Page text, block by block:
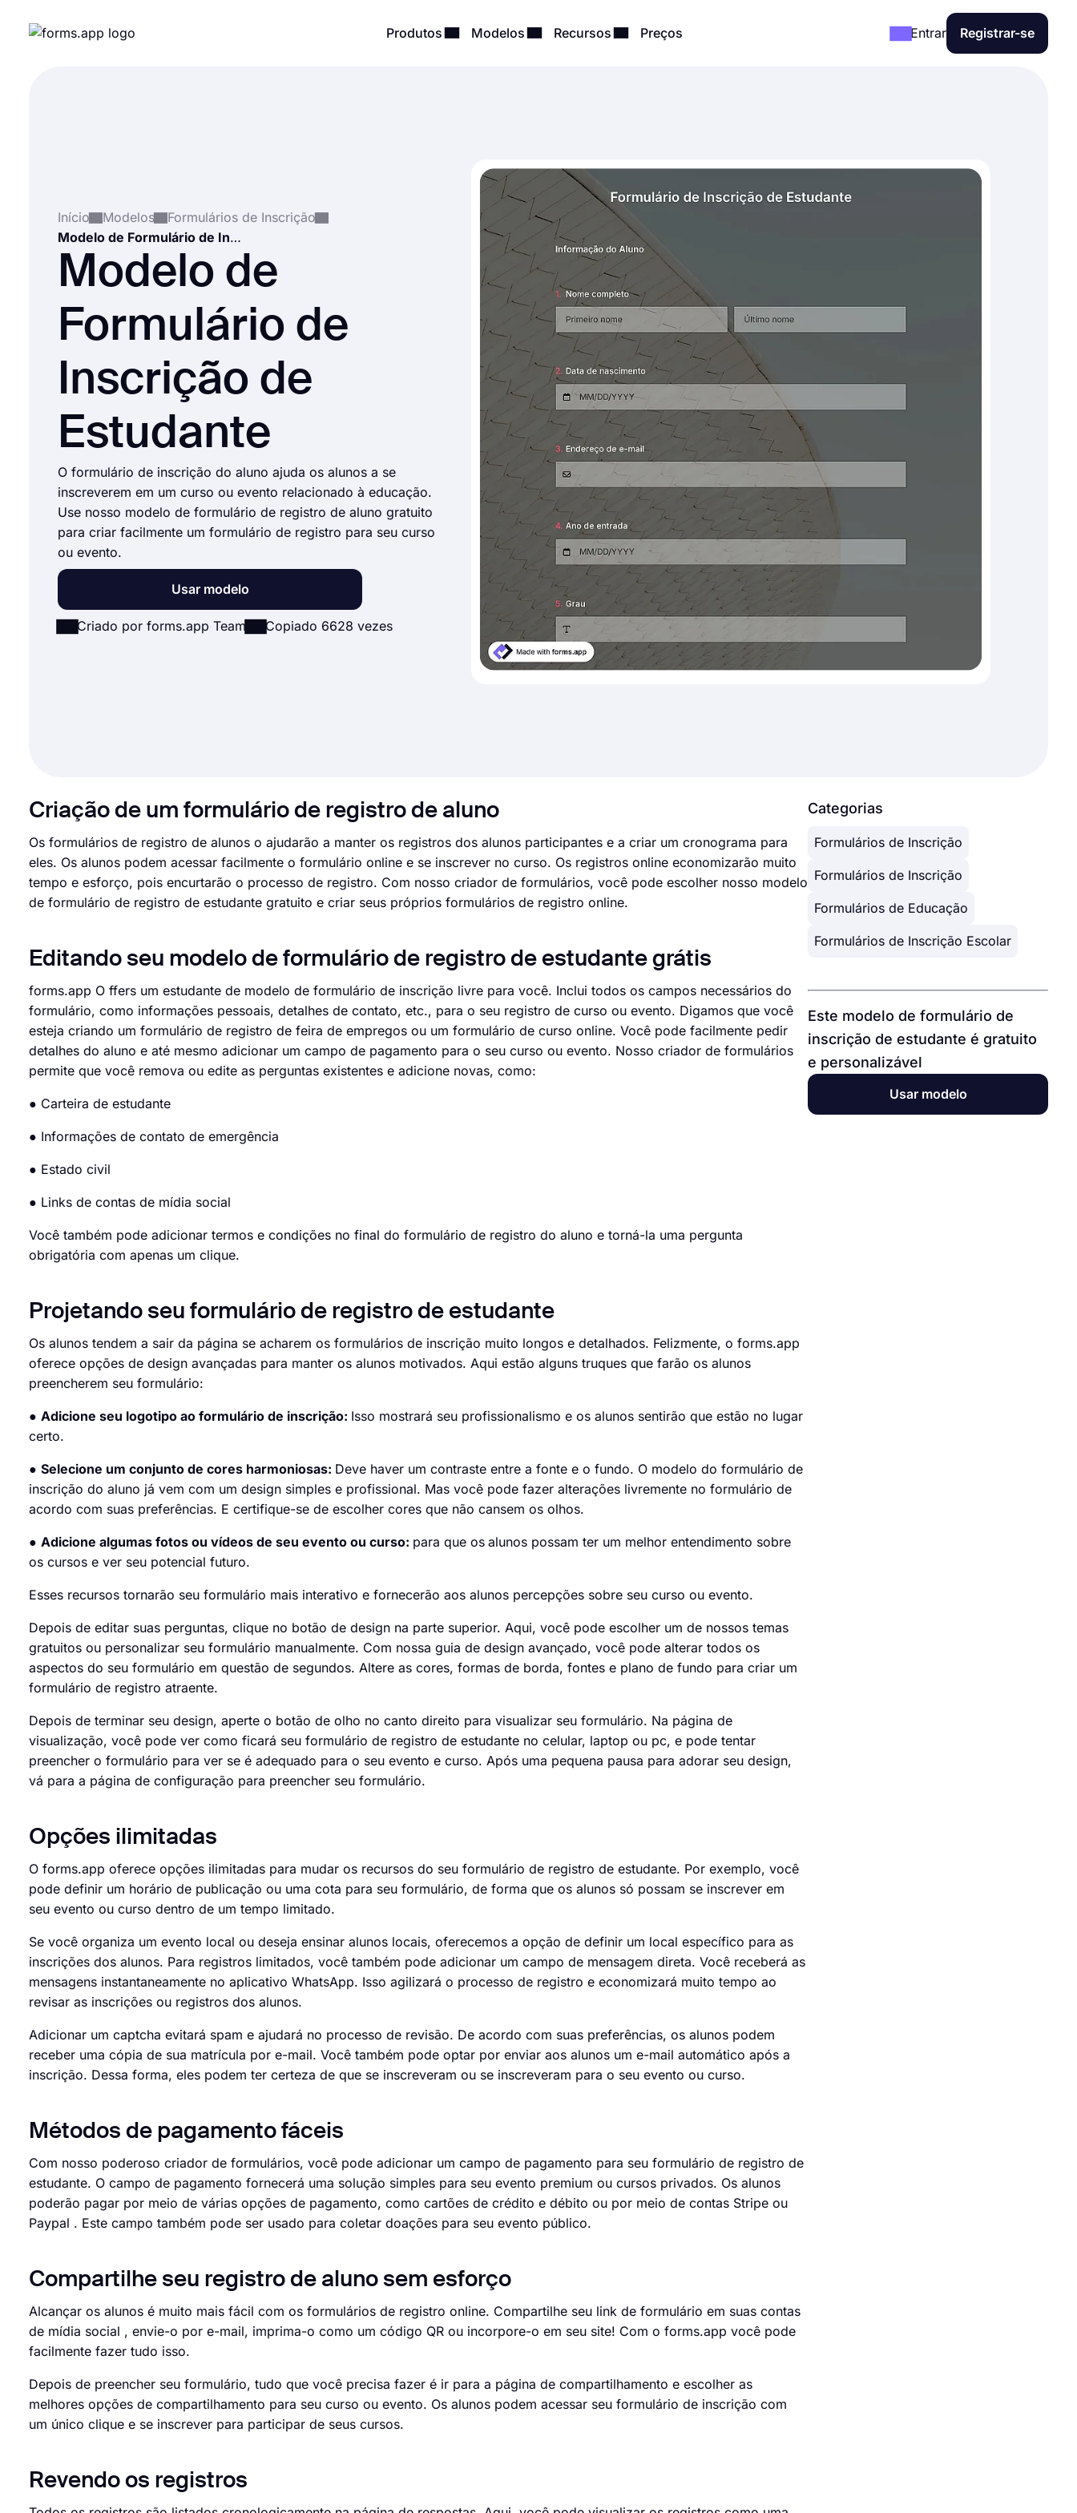
Produtos Modelos Recursos Preços Entrar Registrar-se
Início Modelos
Formulários de Inscrição
Modelo de Formulário de Inscrição de Estudante
Modelo de
Formulário de
Inscrição de
Estudante
O formulário de inscrição do aluno ajuda os alunos a se
inscreverem em um curso ou evento relacionado à educação.
Use nosso modelo de formulário de registro de aluno gratuito
para criar facilmente um formulário de registro para seu curso
ou evento.
Usar modelo
Criado por forms.app Team Copiado 6628 vezes
Criação de um formulário de registro de aluno
Os formulários de registro de alunos o ajudarão a manter os registros dos alunos participantes e a criar um cronograma para
eles. Os alunos podem acessar facilmente o formulário online e se inscrever no curso. Os registros online economizarão muito
tempo e esforço, pois encurtarão o processo de registro. Com nosso criador de formulários, você pode escolher nosso modelo
de formulário de registro de estudante gratuito e criar seus próprios formulários de registro online.
Editando seu modelo de formulário de registro de estudante grátis
forms.app O ffers um estudante de modelo de formulário de inscrição livre para você. Inclui todos os campos necessários do
formulário, como informações pessoais, detalhes de contato, etc., para o seu registro de curso ou evento. Digamos que você
esteja criando um formulário de registro de feira de empregos ou um formulário de curso online. Você pode facilmente pedir
detalhes do aluno e até mesmo adicionar um campo de pagamento para o seu curso ou evento. Nosso criador de formulários
permite que você remova ou edite as perguntas existentes e adicione novas, como:
● Carteira de estudante
● Informações de contato de emergência
● Estado civil
● Links de contas de mídia social
Você também pode adicionar termos e condições no final do formulário de registro do aluno e torná-la uma pergunta
obrigatória com apenas um clique.
Projetando seu formulário de registro de estudante
Os alunos tendem a sair da página se acharem os formulários de inscrição muito longos e detalhados. Felizmente, o forms.app
oferece opções de design avançadas para manter os alunos motivados. Aqui estão alguns truques que farão os alunos
preencherem seu formulário:
● Adicione seu logotipo ao formulário de inscrição: Isso mostrará seu profissionalismo e os alunos sentirão que estão no lugar
certo.
● Selecione um conjunto de cores harmoniosas: Deve haver um contraste entre a fonte e o fundo. O modelo do formulário de
inscrição do aluno já vem com um design simples e profissional. Mas você pode fazer alterações livremente no formulário de
acordo com suas preferências. E certifique-se de escolher cores que não cansem os olhos.
● Adicione algumas fotos ou vídeos de seu evento ou curso: para que os alunos possam ter um melhor entendimento sobre
os cursos e ver seu potencial futuro.
Esses recursos tornarão seu formulário mais interativo e fornecerão aos alunos percepções sobre seu curso ou evento.
Depois de editar suas perguntas, clique no botão de design na parte superior. Aqui, você pode escolher um de nossos temas
gratuitos ou personalizar seu formulário manualmente. Com nossa guia de design avançado, você pode alterar todos os
aspectos do seu formulário em questão de segundos. Altere as cores, formas de borda, fontes e plano de fundo para criar um
formulário de registro atraente.
Depois de terminar seu design, aperte o botão de olho no canto direito para visualizar seu formulário. Na página de
visualização, você pode ver como ficará seu formulário de registro de estudante no celular, laptop ou pc, e pode tentar
preencher o formulário para ver se é adequado para o seu evento e curso. Após uma pequena pausa para adorar seu design,
vá para a página de configuração para preencher seu formulário.
Opções ilimitadas
O forms.app oferece opções ilimitadas para mudar os recursos do seu formulário de registro de estudante. Por exemplo, você
pode definir um horário de publicação ou uma cota para seu formulário, de forma que os alunos só possam se inscrever em
seu evento ou curso dentro de um tempo limitado.
Se você organiza um evento local ou deseja ensinar alunos locais, oferecemos a opção de definir um local específico para as
inscrições dos alunos. Para registros limitados, você também pode adicionar um campo de mensagem direta. Você receberá as
mensagens instantaneamente no aplicativo WhatsApp. Isso agilizará o processo de registro e economizará muito tempo ao
revisar as inscrições ou registros dos alunos.
Adicionar um captcha evitará spam e ajudará no processo de revisão. De acordo com suas preferências, os alunos podem
receber uma cópia de sua matrícula por e-mail. Você também pode optar por enviar aos alunos um e-mail automático após a
inscrição. Dessa forma, eles podem ter certeza de que se inscreveram ou se inscreveram para o seu evento ou curso.
Métodos de pagamento fáceis
Com nosso poderoso criador de formulários, você pode adicionar um campo de pagamento para seu formulário de registro de
estudante. O campo de pagamento fornecerá uma solução simples para seu evento premium ou cursos privados. Os alunos
poderão pagar por meio de várias opções de pagamento, como cartões de crédito e débito ou por meio de contas Stripe ou
Paypal . Este campo também pode ser usado para coletar doações para seu evento público.
Compartilhe seu registro de aluno sem esforço
Alcançar os alunos é muito mais fácil com os formulários de registro online. Compartilhe seu link de formulário em suas contas
de mídia social , envie-o por e-mail, imprima-o como um código QR ou incorpore-o em seu site! Com o forms.app você pode
facilmente fazer tudo isso.
Depois de preencher seu formulário, tudo que você precisa fazer é ir para a página de compartilhamento e escolher as
melhores opções de compartilhamento para seu curso ou evento. Os alunos podem acessar seu formulário de inscrição com
um único clique e se inscrever para participar de seus cursos.
Revendo os registros
Categorias
Formulários de Inscrição
Formulários de Inscrição
Formulários de Educação
Formulários de Inscrição Escolar
Este modelo de formulário de
inscrição de estudante é gratuito
e personalizável
Usar modelo